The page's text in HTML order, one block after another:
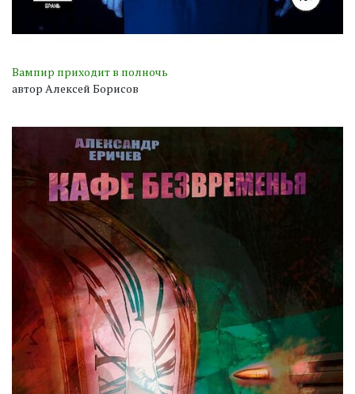
Вампир приходит в полночь
автор Алексей Борисов